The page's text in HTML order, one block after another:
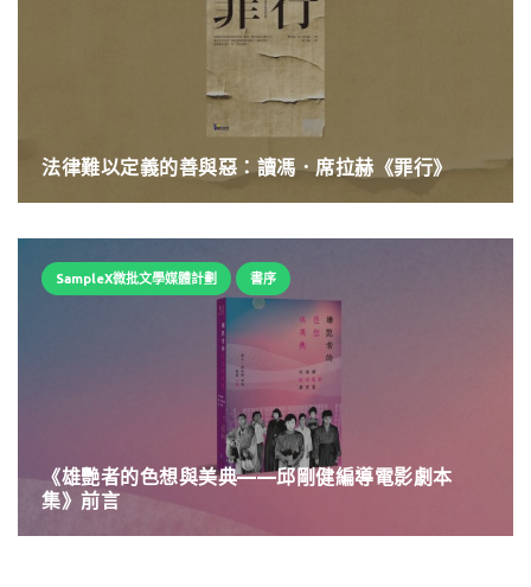
法律難以定義的善與惡：讀馮．席拉赫《罪行》
SampleX微批文學媒體計劃 書序
《雄艷者的色想與美典——邱剛健編導電影劇本
集》前言